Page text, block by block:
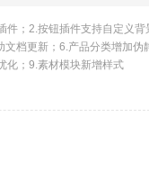
；2.按钮插件支持自定义
档更新；6.产品分类增加伪
化；9.素材模块新增样式